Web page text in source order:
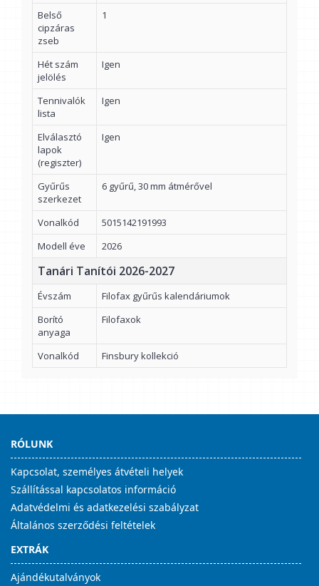
Belső
cipzáras
zseb
1
Hét szám
jelölés
Igen
Tennivalók
lista
Igen
Elválasztó
lapok
(regiszter)
Igen
Gyűrűs
szerkezet
6 gyűrű, 30 mm átmérővel
Vonalkód
5015142191993
Modell éve
2026
Tanári Tanítói 2026-2027
Évszám
Filofax gyűrűs kalendáriumok
Borító
anyaga
Filofaxok
Vonalkód Finsbury kollekció
RÓLUNK
Kapcsolat, személyes átvételi helyek
Szállítással kapcsolatos információ
Adatvédelmi és adatkezelési szabályzat
Általános szerződési feltételek
EXTRÁK
Ajándékutalványok